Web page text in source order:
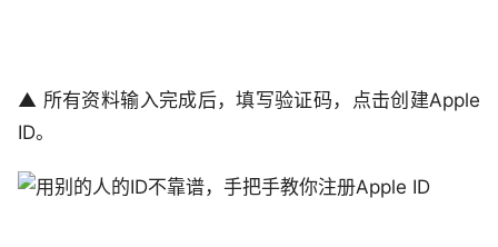
▲ 所有资料输入完成后，填写验证码，点击创建Apple
ID。